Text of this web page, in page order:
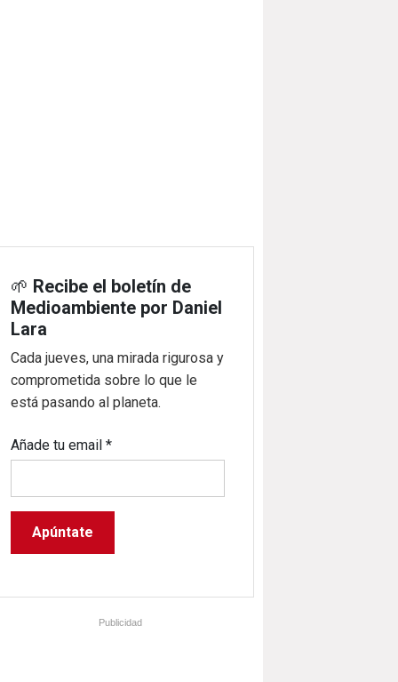
🌱 Recibe el boletín de
Medioambiente por Daniel
Lara
Cada jueves, una mirada rigurosa y
comprometida sobre lo que le
está pasando al planeta.
Añade tu email*
Publicidad